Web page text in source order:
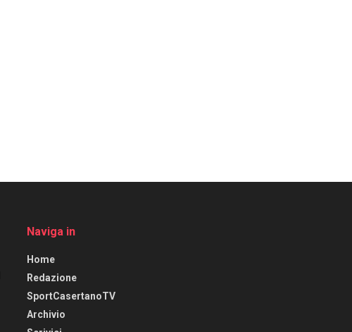
Naviga in
Home
Redazione
SportCasertanoTV
Archivio